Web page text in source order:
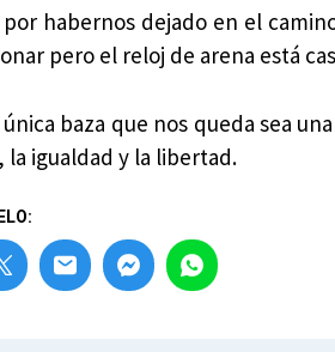
habernos dejado en el
pero el reloj de arena está
única baza que nos queda sea
la igualdad y la libertad.